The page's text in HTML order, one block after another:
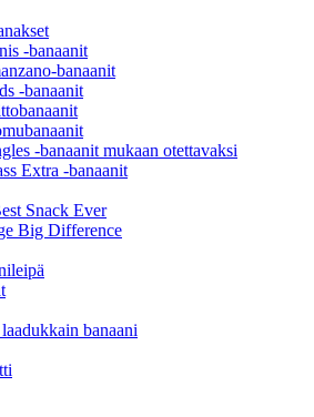
-banaanit
banaanit
-banaanit
-banaanit mukaan otettavaksi
Extra -banaanit
Snack Ever
Big Difference
banaani